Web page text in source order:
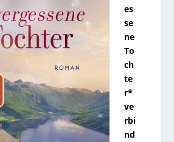
es
se
ne
To
ch
te
r*
ve
rbi
nd